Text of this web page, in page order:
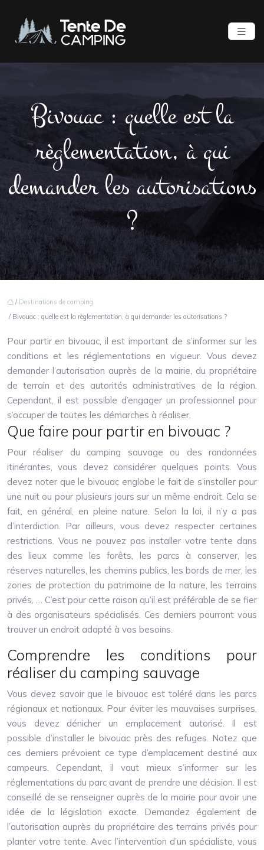
Bivouac : quelle est la
règlementation, à qui
demander les autorisations
?
/ Destinations de camping
/ Bivouac : quelle est la règlementation, à qui demander les autorisations ?
Pour partir en bivouac, il est important de s’informer sur les
conditions et les réglementations en vigueur. Vous devez
demander l’autorisation auprès de la mairie, du propriétaire
de terrain et des autorités administratives de la région.
Cependant, il est possible d’engager un professionnel pour
s’occuper de toutes les démarches à réaliser.
Que faire pour partir en bivouac ?
Pour réaliser du camping sauvage ou des randonnées
itinérantes, vous devez considérer quelques points. Vous
devez noter que le bivouac englobe le fait de s’installer pour
une nuit ou pour plusieurs jours sur un même endroit. Cela se
fait, en général, en pleine nature. Selon la loi, il n’y a pas
d’interdiction. Par ailleurs, vous devez respecter certaines
restrictions. Vous ne pouvez pas installer votre tente dans
des lieux comme les forêts, les parcs à conserver, les
réserves naturelles, les chemins publics, les bords de mer, les
zones de protection du patrimoine de la nature, les terrains
privés, … C’est pour cette raison qu’il est préférable de se fier
à des organisateurs spécialisés. Ces derniers pourront vous
trouver un endroit adapté à vos besoins.
Comprendre les conditions pour
réaliser du camping sauvage
Vous devez savoir que le bivouac est toléré dans les parcs
régionaux et nationaux. Pour éviter les mauvaises surprises,
vous devez dénicher un emplacement autorisé. Il est
possible d’installer le bivouac près des refuges. Notez que
ces derniers prévoient ce type d’emplacement destiné aux
campeurs. Cependant, il vaut mieux s’informer sur les
réglementations du parc avant de prendre une décision. Il est
conseillé de se renseigner auprès de la mairie pour avoir une
idée de la législation exacte. Demandez également de
l’autorisation auprès du propriétaire des terrains privés pour
planter votre tente. Avec l’intervention d’un spécialiste, vous